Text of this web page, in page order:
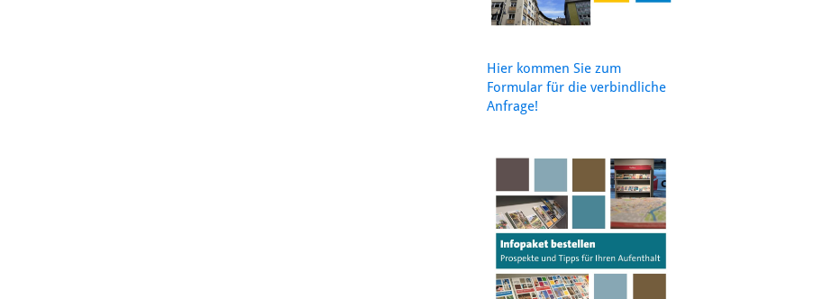
Hier kommen Sie zum
Formular für die verbindliche
Anfrage!